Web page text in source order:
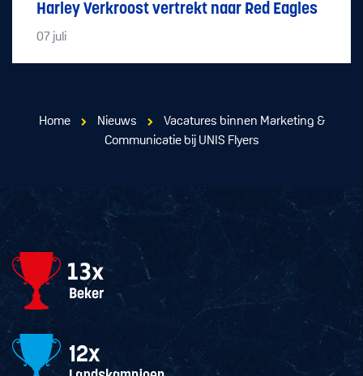
Harley Verkroost vertrekt naar Red Eagles
07 juli
Home Nieuws
Vacatures binnen Marketing &
Communicatie bij UNIS Flyers